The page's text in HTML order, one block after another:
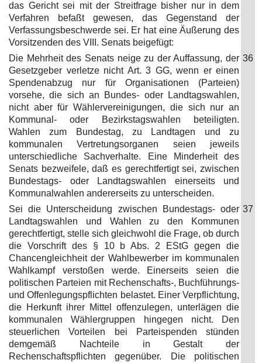
das Gericht sei mit der Streitfrage bisher nur in dem
Verfahren befaßt gewesen, das Gegenstand der
Verfassungsbeschwerde sei. Er hat eine Äußerung des
Vorsitzenden des VIII. Senats beigefügt:
Die Mehrheit des Senats neige zu der Auffassung, der
Gesetzgeber verletze nicht Art. 3 GG, wenn er einen
Spendenabzug nur für Organisationen (Parteien)
vorsehe, die sich an Bundes- oder Landtagswahlen,
nicht aber für Wählervereinigungen, die sich nur an
Kommunal- oder Bezirkstagswahlen beteiligten.
Wahlen zum Bundestag, zu Landtagen und zu
kommunalen Vertretungsorganen seien jeweils
unterschiedliche Sachverhalte. Eine Minderheit des
Senats bezweifele, daß es gerechtfertigt sei, zwischen
Bundestags- oder Landtagswahlen einerseits und
Kommunalwahlen andererseits zu unterscheiden.
36
Sei die Unterscheidung zwischen Bundestags- oder
Landtagswahlen und Wahlen zu den Kommunen
gerechtfertigt, stelle sich gleichwohl die Frage, ob durch
die Vorschrift des § 10 b Abs. 2 EStG gegen die
Chancengleichheit der Wahlbewerber im kommunalen
Wahlkampf verstoßen werde. Einerseits seien die
politischen Parteien mit Rechenschafts-, Buchführungs-
und Offenlegungspflichten belastet. Einer Verpflichtung,
die Herkunft ihrer Mittel offenzulegen, unterlägen die
kommunalen Wählergruppen hingegen nicht. Den
steuerlichen Vorteilen bei Parteispenden stünden
demgemäß Nachteile in Gestalt der
Rechenschaftspflichten gegenüber. Die politischen
37